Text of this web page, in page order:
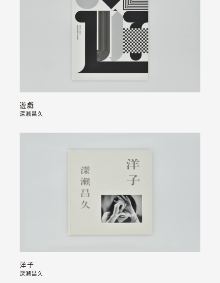
遊戯
深瀬昌久
洋子
深瀬昌久